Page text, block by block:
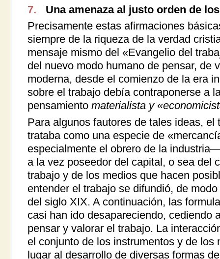
7.
Una amenaza al justo orden de
Precisamente estas afirmaciones
siempre de la riqueza de la verdad
mensaje mismo del «Evangelio del
del nuevo modo humano de pensar, de
moderna, desde el comienzo de la era
sobre el trabajo debía contraponerse a
pensamiento materialista y
Para algunos fautores de tales ideas, el
trataba como una especie de
especialmente el obrero de la
a la vez poseedor del capital, o sea del
trabajo y de los medios que hacen
entender el trabajo se difundió, de
del siglo XIX. A continuación, las
casi han ido desapareciendo, cediendo
pensar y valorar el trabajo. La
el conjunto de los instrumentos y de los
lugar al desarrollo de diversas formas